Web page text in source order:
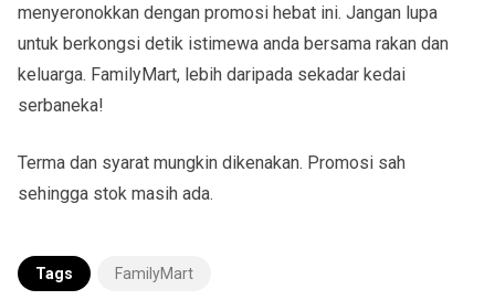
menyeronokkan dengan promosi hebat ini. Jangan lupa
untuk berkongsi detik istimewa anda bersama rakan dan
keluarga. FamilyMart, lebih daripada sekadar kedai
serbaneka!
Terma dan syarat mungkin dikenakan. Promosi sah
sehingga stok masih ada.
Tags FamilyMart